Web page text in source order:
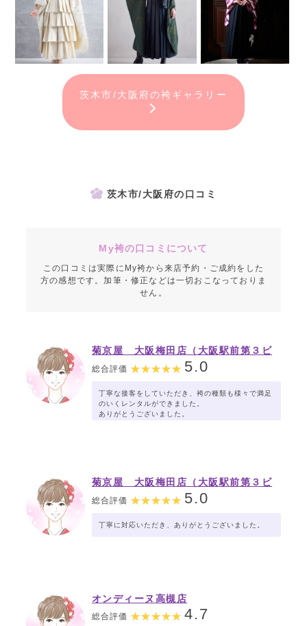
茨木市/大阪府の袴ギャラリー
茨木市/大阪府の口コミ
My袴の口コミについて
この口コミは実際にMy袴から来店予約・ご成約をした
方の感想です。加筆・修正などは一切おこなっておりま
せん。
菊京屋 大阪梅田店（大阪駅前第３ビ
ル）
総合評価 5.0
丁寧な接客をしていただき、袴の種類も様々で満足
のいくレンタルができました。
ありがとうございました。
菊京屋 大阪梅田店（大阪駅前第３ビ
ル）
総合評価 5.0
丁寧に対応いただき、ありがとうございました。
オンディーヌ高槻店
総合評価 4.7